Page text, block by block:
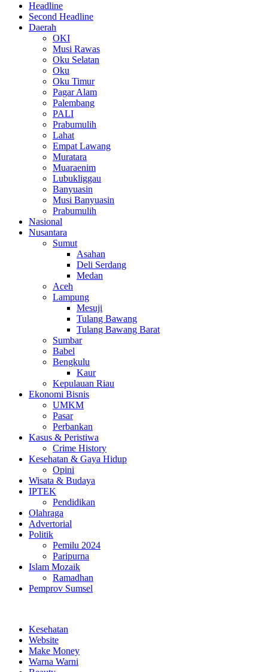
Headline
Second Headline
Daerah
OKI
Musi Rawas
Oku Selatan
Oku
Oku Timur
Pagar Alam
Palembang
PALI
Prabumulih
Lahat
Empat Lawang
Muratara
Muaraenim
Lubukliggau
Banyuasin
Musi Banyuasin
Prabumulih
Nasional
Nusantara
Sumut
Asahan
Deli Serdang
Medan
Aceh
Lampung
Mesuji
Tulang Bawang
Tulang Bawang Barat
Sumbar
Babel
Bengkulu
Kaur
Kepulauan Riau
Ekonomi Bisnis
UMKM
Pasar
Perbankan
Kasus & Peristiwa
Crime History
Kesehatan & Gaya Hidup
Opini
Wisata & Budaya
IPTEK
Pendidikan
Olahraga
Advertorial
Politik
Pemilu 2024
Paripurna
Islam Mozaik
Ramadhan
Pemprov Sumsel
Kesehatan
Website
Make Money
Warna Warni